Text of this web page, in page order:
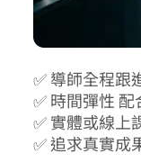
✅ 導師全程跟
✅ 時間彈性
✅ 實體或線上
✅ 追求真實成